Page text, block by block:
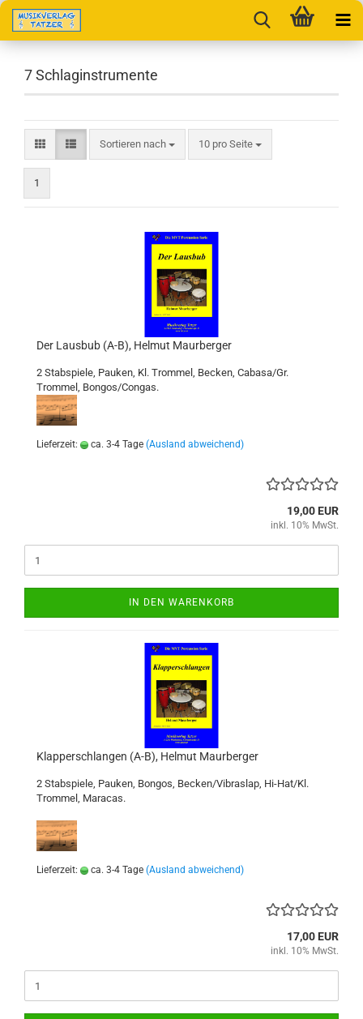
7 Schlaginstrumente
Sortieren nach
Sortieren nach 10 pro Seite
pro Seite
1
Der Lausbub (A-B), Helmut Maurberger
2 Stabspiele, Pauken, Kl. Trommel, Becken, Cabasa/Gr.
Trommel, Bongos/Congas.
Lieferzeit: ca. 3-4 Tage (Ausland abweichend)
19,00 EUR
inkl. 10% MwSt.
IN DEN WARENKORB
Klapperschlangen (A-B), Helmut Maurberger
2 Stabspiele, Pauken, Bongos, Becken/Vibraslap, Hi-Hat/Kl.
Trommel, Maracas.
Lieferzeit: ca. 3-4 Tage (Ausland abweichend)
17,00 EUR
inkl. 10% MwSt.